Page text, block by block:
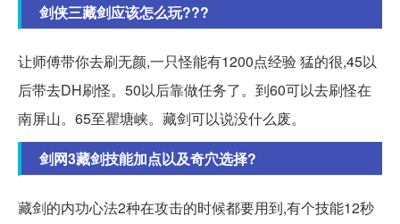
剑侠三藏剑应该怎么玩???
让师傅带你去刷无颜,一只怪能有1200点经验 猛的很,45以
后带去DH刷怪。50以后靠做任务了。到60可以去刷怪在
南屏山。65至瞿塘峡。藏剑可以说没什么废。
剑网3藏剑技能加点以及奇穴选择?
藏剑的内功心法2种在攻击的时候都要用到,有个技能12秒